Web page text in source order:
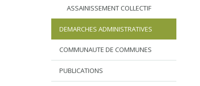
ASSAINISSEMENT COLLECTIF
DEMARCHES ADMINISTRATIVES
COMMUNAUTE DE COMMUNES
PUBLICATIONS